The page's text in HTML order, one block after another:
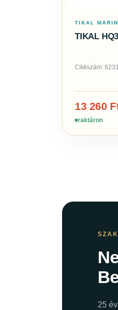
TIKAL
TIKAL
Cikkszám:
13 260
raktáron
25